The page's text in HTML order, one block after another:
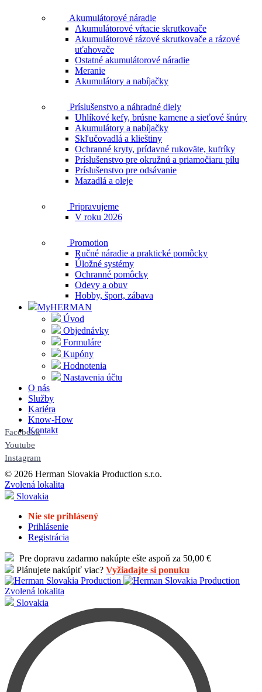
Akumulátorové náradie
Akumulátorové vŕtacie skrutkovače
Akumulátorové rázové skrutkovače a rázové
uťahovače
Ostatné akumulátorové náradie
Meranie
Akumulátory a nabíjačky
Príslušenstvo a náhradné diely
Uhlíkové kefy, brúsne kamene a sieťové šnúry
Akumulátory a nabíjačky
Skľučovadlá a klieštiny
Ochranné kryty, prídavné rukoväte, kufríky
Príslušenstvo pre okružnú a priamočiaru pílu
Príslušenstvo pre odsávanie
Mazadlá a oleje
Pripravujeme
V roku 2026
Promotion
Ručné náradie a praktické pomôcky
Úložné systémy
Ochranné pomôcky
Odevy a obuv
Hobby, šport, zábava
MyHERMAN
Úvod
Objednávky
Formuláre
Kupóny
Hodnotenia
Nastavenia účtu
O nás
Služby
Kariéra
Know-How
Kontakt
Facebook
Youtube
Instagram
© 2026 Herman Slovakia Production s.r.o.
Zvolená lokalita
Slovakia
Nie ste prihlásený
Prihlásenie
Registrácia
Pre dopravu zadarmo nakúpte ešte aspoň za 50,00 €
Plánujete nakúpiť viac? Vyžiadajte si ponuku
Zvolená lokalita
Slovakia